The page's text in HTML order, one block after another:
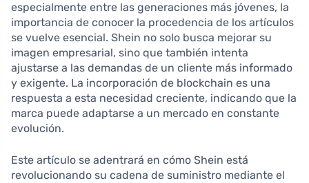
especialmente entre las generaciones más jóvenes, la
importancia de conocer la procedencia de los artículos
se vuelve esencial. Shein no solo busca mejorar su
imagen empresarial, sino que también intenta
ajustarse a las demandas de un cliente más informado
y exigente. La incorporación de blockchain es una
respuesta a esta necesidad creciente, indicando que la
marca puede adaptarse a un mercado en constante
evolución.
Este artículo se adentrará en cómo Shein está
revolucionando su cadena de suministro mediante el